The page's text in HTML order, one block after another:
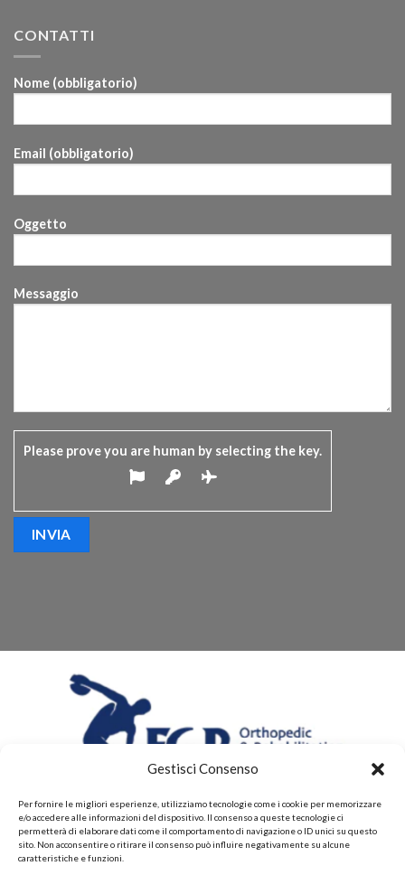
Gestisci Consenso
Per fornire le migliori esperienze, utilizziamo tecnologie come i cookie per memorizzare
e/o accedere alle informazioni del dispositivo. Il consenso a queste tecnologie ci
permetterà di elaborare dati come il comportamento di navigazione o ID unici su questo
sito. Non acconsentire o ritirare il consenso può influire negativamente su alcune
caratteristiche e funzioni.
CONTATTI
Nome (obbligatorio)
Email (obbligatorio)
Oggetto
Messaggio
Please prove you are human by selecting the key.